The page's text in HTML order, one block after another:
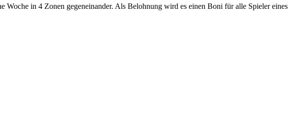
Woche in 4 Zonen gegeneinander. Als Belohnung wird es einen Boni für alle Spieler eines